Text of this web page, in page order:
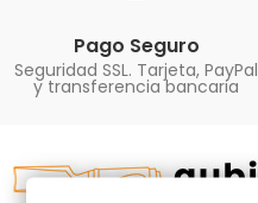
Pago Seguro
Seguridad SSL. Tarjeta, PayPal
y transferencia bancaria